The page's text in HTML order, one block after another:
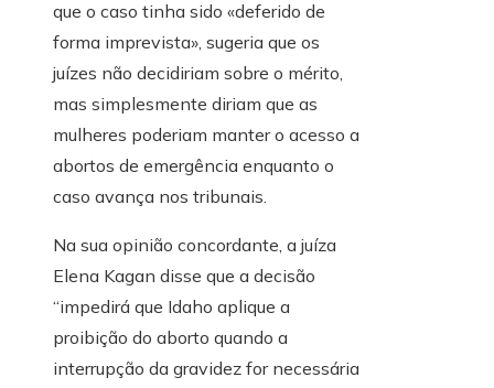
que o caso tinha sido «deferido de
forma imprevista», sugeria que os
juízes não decidiriam sobre o mérito,
mas simplesmente diriam que as
mulheres poderiam manter o acesso a
abortos de emergência enquanto o
caso avança nos tribunais.
Na sua opinião concordante, a juíza
Elena Kagan disse que a decisão
“impedirá que Idaho aplique a
proibição do aborto quando a
interrupção da gravidez for necessária